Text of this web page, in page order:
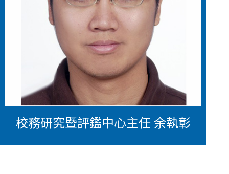
校務研究暨評鑑中心主任 余執彰